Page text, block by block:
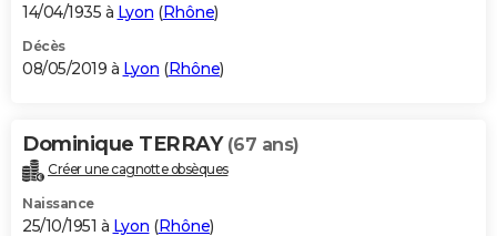
14/04/1935 à Lyon (Rhône)
Décès
08/05/2019 à Lyon (Rhône)
Dominique TERRAY (67 ans)
Créer une cagnotte obsèques
Naissance
25/10/1951 à Lyon (Rhône)